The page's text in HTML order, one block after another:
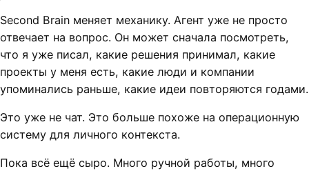
Second Brain меняет механику. Агент уже не просто
отвечает на вопрос. Он может сначала посмотреть,
что я уже писал, какие решения принимал, какие
проекты у меня есть, какие люди и компании
упоминались раньше, какие идеи повторяются годами.
Это уже не чат. Это больше похоже на операционную
систему для личного контекста.
Пока всё ещё сыро. Много ручной работы, много